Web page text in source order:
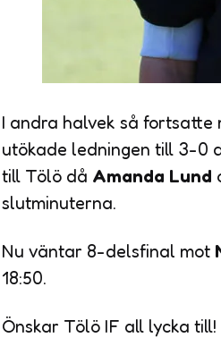
I andra halvek så
utökade ledningen till 3-0
till Tölö då Amanda Lund
slutminuterna.
Nu väntar 8-delsfinal mot
18:50.
Önskar Tölö IF all lycka till!